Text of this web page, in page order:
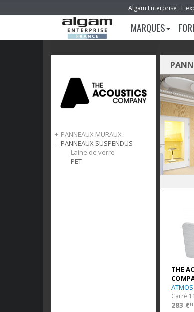
Algam Enterprise :
MARQUES
PANNEAUX MURAUX
Mousse de mélamine
Laine de verre
PET
PANNEAUX SUSPENDUS
Laine de verre
PET
THE
Carré
283 €